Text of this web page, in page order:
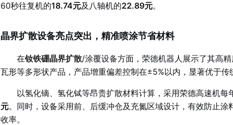
60秒往复机的18.74元及八轴机的22.89元。
晶界扩散设备亮点突出，精准喷涂节省材料
在钕铁硼晶界扩散/涂覆设备方面，荣德机器人展示了其高
瓦形等多形状产品，产品增重偏差控制在±5%以内，显著优于传
以氢化镝、氢化铽等昂贵扩散材料计算，采用荣德高速机每
元。同时，设备采用前、后缓冲仓及充氮区域设计，有效防止涂
收率。